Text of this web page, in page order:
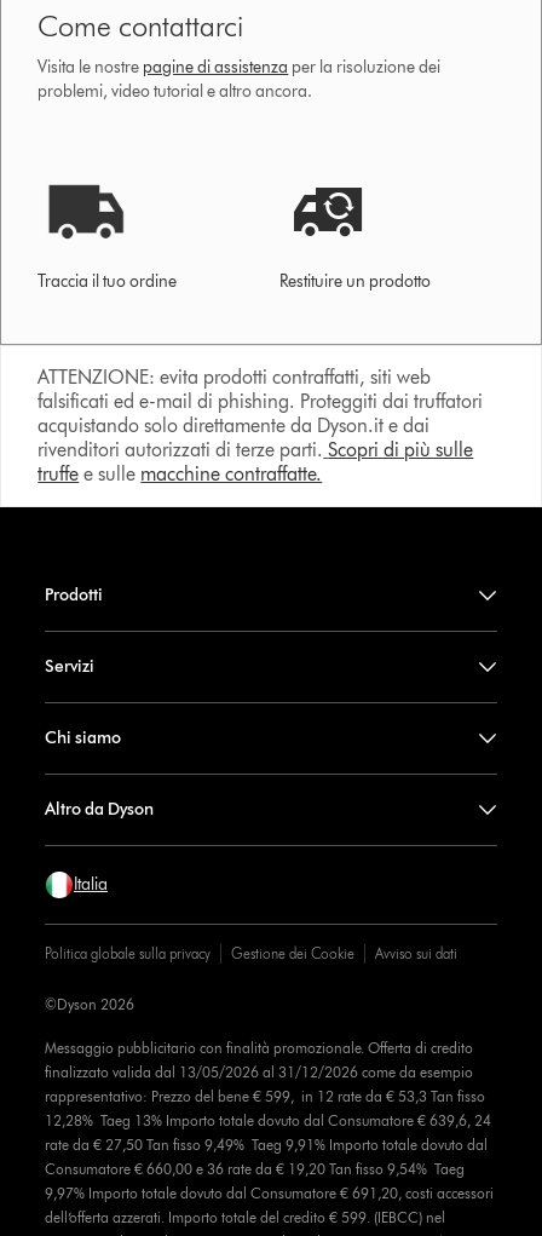
Come contattarci
Visita le nostre pagine di assistenza per la risoluzione dei
problemi, video tutorial e altro ancora.
Traccia il tuo ordine Restituire un prodotto
ATTENZIONE: evita prodotti contraffatti, siti web
falsificati ed e-mail di phishing. Proteggiti dai truffatori
acquistando solo direttamente da Dyson.it e dai
rivenditori autorizzati di terze parti. Scopri di più sulle
truffe e sulle macchine contraffatte.
Prodotti
Servizi
Chi siamo
Altro da Dyson
Italia
Politica globale sulla privacy Gestione dei Cookie Avviso sui dati
Messaggio pubblicitario con finalità promozionale. Offerta di credito
finalizzato valida dal 13/05/2026 al 31/12/2026 come da esempio
rappresentativo: Prezzo del bene € 599, in 12 rate da € 53,3 Tan fisso
12,28% Taeg 13% Importo totale dovuto dal Consumatore € 639,6, 24
rate da € 27,50 Tan fisso 9,49% Taeg 9,91% Importo totale dovuto dal
Consumatore € 660,00 e 36 rate da € 19,20 Tan fisso 9,54% Taeg
9,97% Importo totale dovuto dal Consumatore € 691,20, costi accessori
dell’offerta azzerati. Importo totale del credito € 599. (IEBCC) nel
©Dyson 2026